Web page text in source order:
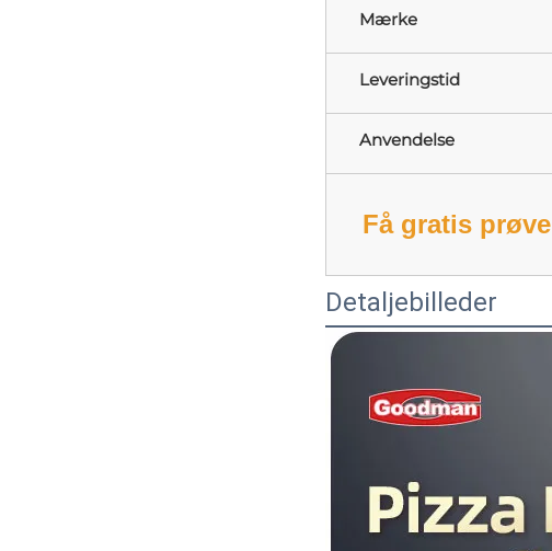
Mærke
Leveringstid
Anvendelse
Få gratis prøve
Detaljebilleder